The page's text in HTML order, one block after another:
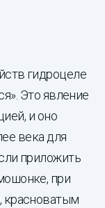
гидроцеле
Это явление
и оно
века для
приложить
при
красноватым